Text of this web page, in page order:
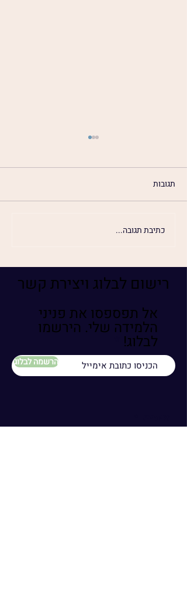
לפרוח זו בחירה
תגובות
כתיבת תגובה...
רישום לבלוג ויצירת קשר
אל תפספסו את פניני
הלמידה שלי. הירשמו
לבלוג!
הרשמה לבלוג